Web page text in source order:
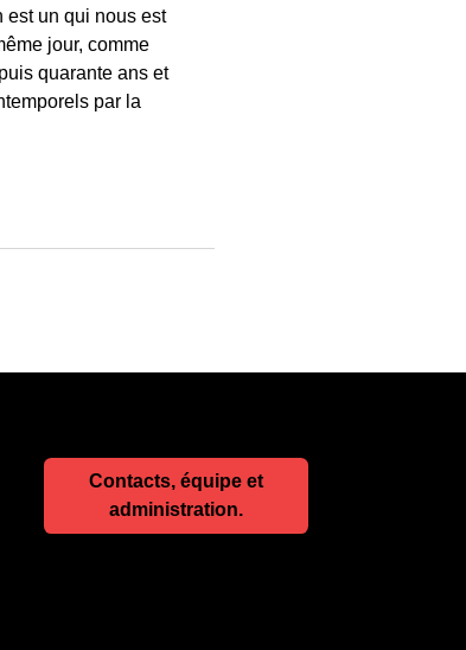
est un qui nous est
jour, comme
quarante ans et
par la
Contacts, équipe et
administration.